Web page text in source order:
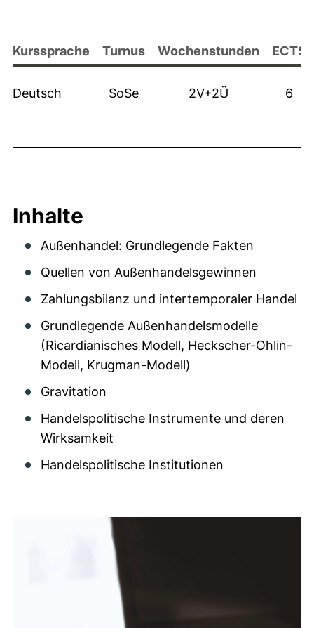
Kurssprache Turnus Wochenstunden ECTS
Deutsch SoSe 2V+2Ü 6
Inhalte
Außenhandel: Grundlegende Fakten
Quellen von Außenhandelsgewinnen
Zahlungsbilanz und intertemporaler Handel
Grundlegende Außenhandelsmodelle
(Ricardianisches Modell, Heckscher-Ohlin-
Modell, Krugman-Modell)
Gravitation
Handelspolitische Instrumente und deren
Wirksamkeit
Handelspolitische Institutionen